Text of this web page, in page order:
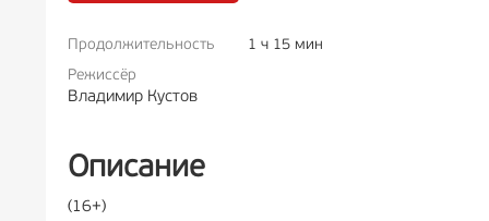
Продолжительность
1 ч 15 мин
Режиссёр
Владимир Кустов
Описание
(16+)